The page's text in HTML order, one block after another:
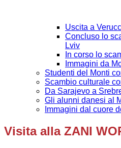
Uscita a
Concluso lo
Lviv
In corso lo
Immagini da
Studenti del Monti
Scambio culturale
Da Sarajevo a
Gli alunni danesi al
Immagini dal cuore
Visita alla ZANI